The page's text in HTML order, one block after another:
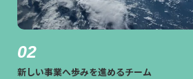
02
新しい事業へ歩みを進めるチーム